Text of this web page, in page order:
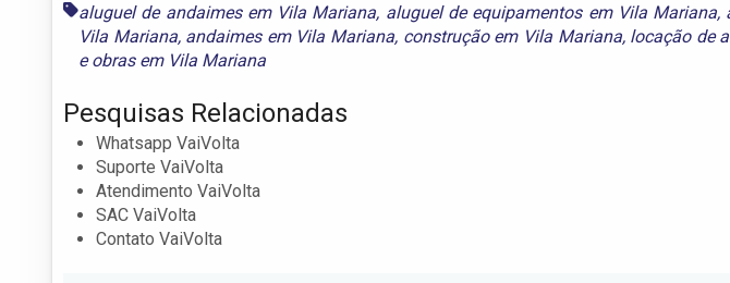
aluguel de andaimes em Vila Mariana, aluguel de equipamentos em Vila Mariana,
Vila Mariana, andaimes em Vila Mariana, construção em Vila Mariana, locação de
eobras em Vila Mariana
Pesquisas Relacionadas
Whatsapp VaiVolta
Suporte VaiVolta
Atendimento VaiVolta
SAC VaiVolta
Contato VaiVolta